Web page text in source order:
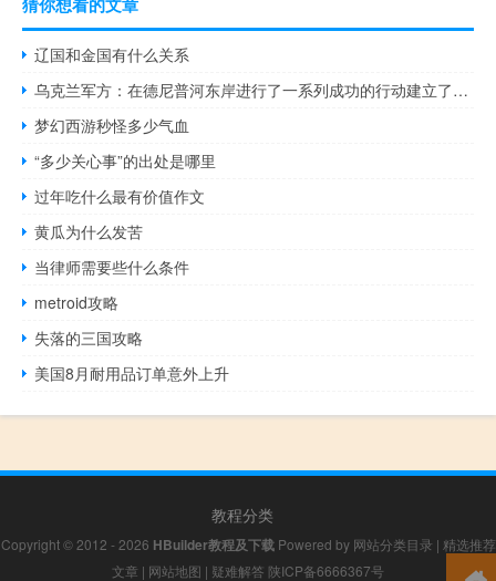
辽国和金国有什么关系
乌克兰军方：在德尼普河东岸进行了一系列成功的行动建立了几个桥头堡
梦幻西游秒怪多少气血
“多少关心事”的出处是哪里
过年吃什么最有价值作文
黄瓜为什么发苦
当律师需要些什么条件
metroid攻略
失落的三国攻略
美国8月耐用品订单意外上升
教程分类
Copyright © 2012 - 2026 HBuilder教程及下载Powered by 网站分类目录 | 精选推荐
文章 | 网站地图 | 疑难解答 陕ICP备6666367号